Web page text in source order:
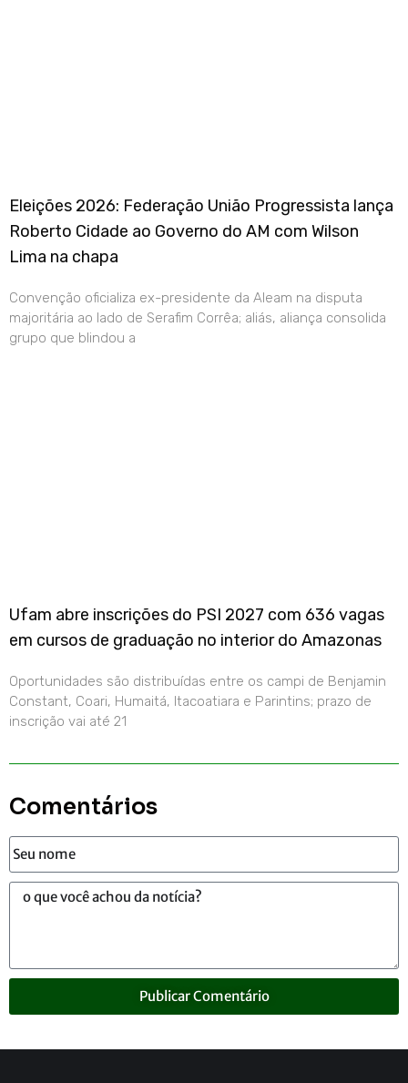
Eleições 2026: Federação União Progressista lança
Roberto Cidade ao Governo do AM com Wilson
Lima na chapa
Convenção oficializa ex-presidente da Aleam na disputa
majoritária ao lado de Serafim Corrêa; aliás, aliança consolida
grupo que blindou a
Ufam abre inscrições do PSI 2027 com 636 vagas
em cursos de graduação no interior do Amazonas
Oportunidades são distribuídas entre os campi de Benjamin
Constant, Coari, Humaitá, Itacoatiara e Parintins; prazo de
inscrição vai até 21
Comentários
Publicar Comentário